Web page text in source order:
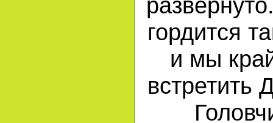
гордится
и мы
встретить